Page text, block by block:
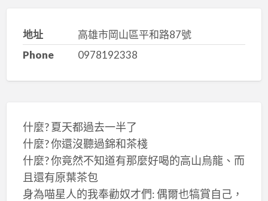
地址
高雄市岡山區平和路87號
Phone
0978192338
什麼? 夏天都過去一半了
什麼? 你還沒聽過錦和茶棧
什麼? 你竟然不知道有那麼好喝的高山烏龍、而
且還有原葉茶包
身為喵星人的我奉勸奴才們: 偶爾也犒賞自己，